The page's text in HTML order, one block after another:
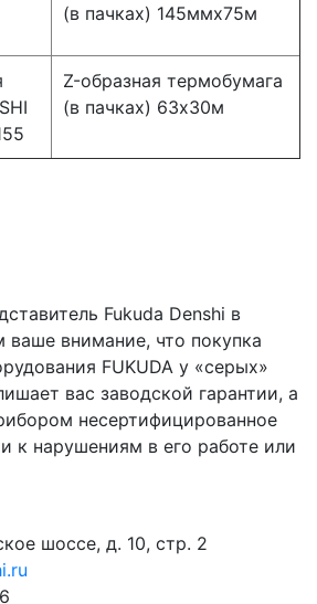
(в пачках) 145ммх75м
Z-образная термобумага
(в пачках) 63х30м
Fukuda Denshi в
внимание, что покупка
FUKUDA у «серых»
вас заводской гарантии, а
несертифицированное
к нарушениям в его работе или
шоссе, д. 10, стр. 2